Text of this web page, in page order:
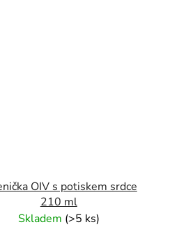
OIV s potiskem srdce
210 ml
Skladem (>5 ks)